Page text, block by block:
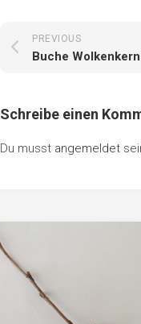
PREVIOUS
Buche Wolkenkern
Schreibe einen
Du musst angemeldet